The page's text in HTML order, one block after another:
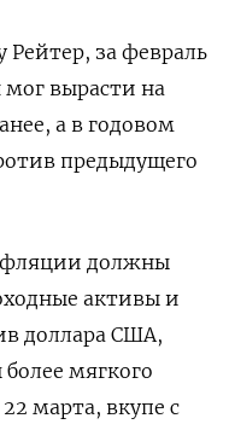
Рейтер, за февраль
мог вырасти на
а в годовом
предыдущего
должны
активы и
доллара США,
мягкого
марта, вкупе с